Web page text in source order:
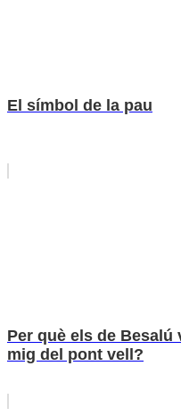
El símbol de la pau
Per què els de
mig del pont vell?